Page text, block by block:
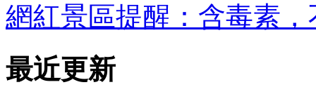
網紅景區提醒：含毒素，
最近更新